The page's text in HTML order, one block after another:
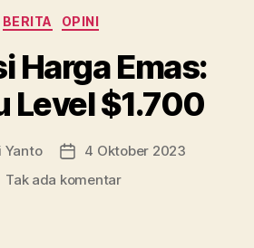
Investasi
Emas”
Kategori
BERITA OPINI
Harga Emas:
Level $1.700
Yanto
Tanggal
4 Oktober 2023
Tak ada komentarpada